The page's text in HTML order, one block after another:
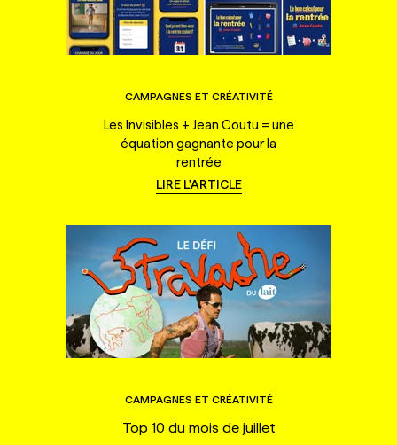
CAMPAGNES ET CRÉATIVITÉ
Les Invisibles + Jean Coutu = une
équation gagnante pour la
rentrée
LIRE L'ARTICLE
CAMPAGNES ET CRÉATIVITÉ
Top 10 du mois de juillet